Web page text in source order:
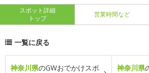
スポット詳細
トップ
営業時間など
一覧に戻る
神奈川県のGWおでかけスポ
神奈川県